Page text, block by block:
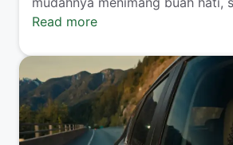
Read more